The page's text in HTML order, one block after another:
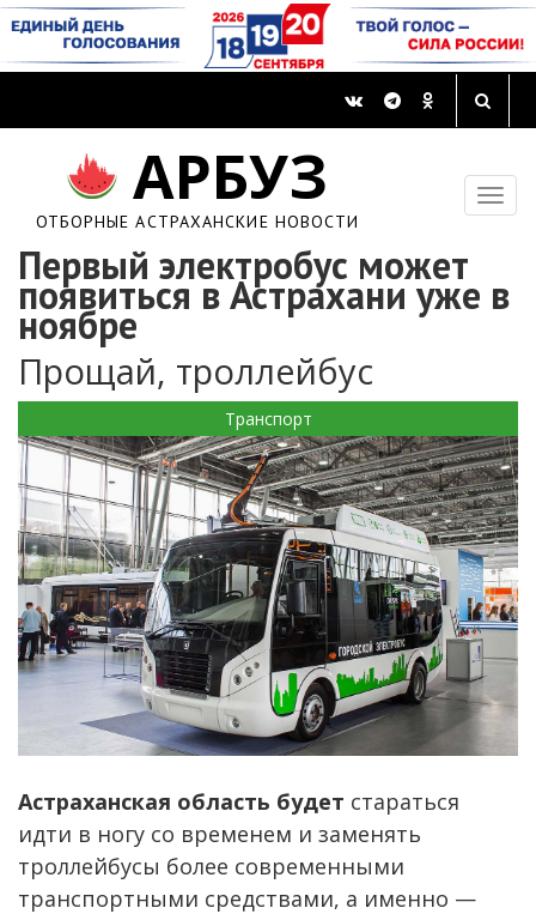
АРБУЗ
ОТБОРНЫЕ АСТРАХАНСКИЕ НОВОСТИ
Первый электробус может
появиться в Астрахани уже в
ноябре
Прощай, троллейбус
Транспорт
Астраханская область будет стараться
идти в ногу со временем и заменять
троллейбусы более современными
транспортными средствами, а именно —